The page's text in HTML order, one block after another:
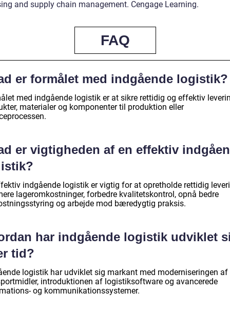
and supply chain management. Cengage Learning.
FAQ
er formålet med indgående logistik?
med indgående logistik er at sikre rettidig og effektiv
materialer og komponenter til produktion eller
er vigtigheden af en effektiv
indgående logistik er vigtig for at opretholde rettidig
lageromkostninger, forbedre kvalitetskontrol, opnå bedre
og arbejde mod bæredygtig praksis.
har indgående logistik udviklet
tid?
logistik har udviklet sig markant med moderniseringen af
introduktionen af logistiksoftware og avancerede
og kommunikationssystemer.